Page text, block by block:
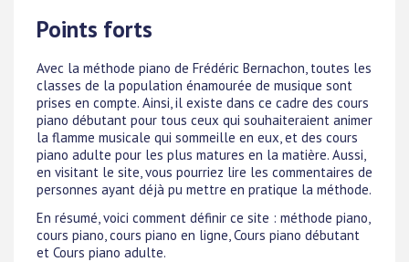
Points forts
Avec la méthode piano de Frédéric Bernachon, toutes les
classes de la population énamourée de musique sont
prises en compte. Ainsi, il existe dans ce cadre des cours
piano débutant pour tous ceux qui souhaiteraient animer
la flamme musicale qui sommeille en eux, et des cours
piano adulte pour les plus matures en la matière. Aussi,
en visitant le site, vous pourriez lire les commentaires de
personnes ayant déjà pu mettre en pratique la méthode.
En résumé, voici comment définir ce site : méthode piano,
cours piano, cours piano en ligne, Cours piano débutant
et Cours piano adulte.